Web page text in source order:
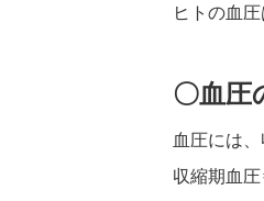
ヒトの血
〇血圧
血圧には
収縮期血